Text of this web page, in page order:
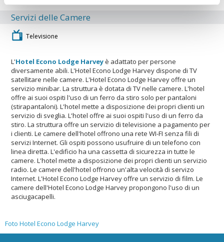
Servizi delle Camere
Televisione
L'Hotel Econo Lodge Harveyè adattato per persone
diversamente abili. L'Hotel Econo Lodge Harvey dispone di TV
satellitare nelle camere. L'Hotel Econo Lodge Harvey offre un
servizio minibar. La struttura è dotata di TV nelle camere. L'hotel
offre ai suoi ospiti l'uso di un ferro da stiro solo per pantaloni
(stirapantaloni). L'hotel mette a disposizione dei propri clienti un
servizio di sveglia. L'hotel offre ai suoi ospiti l'uso di un ferro da
stiro. La struttura offre un servizio di televisione a pagamento per
i clienti. Le camere dell'hotel offrono una rete WI-FI senza fili di
servizi Internet. Gli ospiti possono usufruire di un telefono con
linea diretta. L'edificio ha una cassetta di sicurezza in tutte le
camere. L'hotel mette a disposizione dei propri clienti un servizio
radio. Le camere dell'hotel offrono un'alta velocità di servizo
Internet. L'Hotel Econo Lodge Harvey offre un servizio di film. Le
camere dell'Hotel Econo Lodge Harvey propongono l'uso di un
asciugacapelli.
Foto Hotel Econo Lodge Harvey